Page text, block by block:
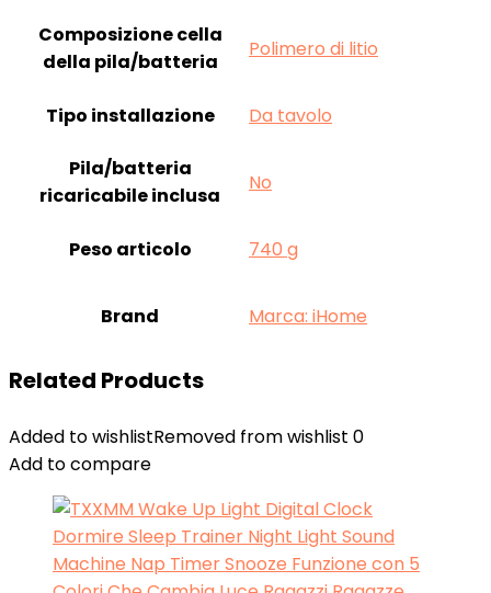
Composizione cella
della pila/batteria
‎Polimero di litio
Tipo installazione ‎Da tavolo
Pila/batteria
ricaricabile inclusa
‎No
Peso articolo ‎740 g
Brand Marca: iHome
Related Products
Added to wishlistRemoved from wishlist 0
Add to compare